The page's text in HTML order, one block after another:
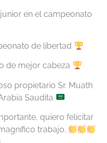
en el campeonato
de libertad
de mejor cabeza
propietario Sr. Muath
Saudita
quiero felicitar
trabajo.